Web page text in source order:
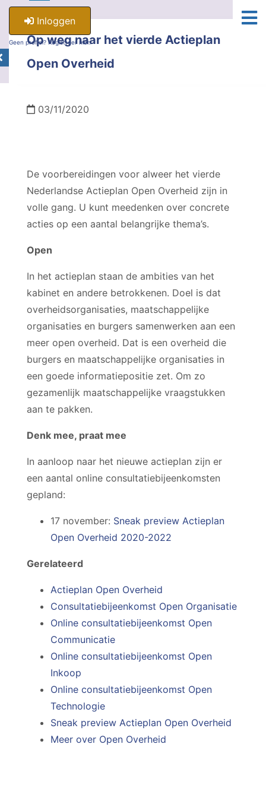
Inloggen
Geen profiel? Registreer hier.
Op weg naar het vierde Actieplan
Open Overheid
03/11/2020
De voorbereidingen voor alweer het vierde
Nederlandse Actieplan Open Overheid zijn in
volle gang. U kunt meedenken over concrete
acties op een aantal belangrijke thema’s.
Open
In het actieplan staan de ambities van het
kabinet en andere betrokkenen. Doel is dat
overheidsorganisaties, maatschappelijke
organisaties en burgers samenwerken aan een
meer open overheid. Dat is een overheid die
burgers en maatschappelijke organisaties in
een goede informatiepositie zet. Om zo
gezamenlijk maatschappelijke vraagstukken
aan te pakken.
Denk mee, praat mee
In aanloop naar het nieuwe actieplan zijn er
een aantal online consultatiebijeenkomsten
gepland:
17 november: Sneak preview Actieplan
Open Overheid 2020-2022
Gerelateerd
Actieplan Open Overheid
Consultatiebijeenkomst Open Organisatie
Online consultatiebijeenkomst Open
Communicatie
Online consultatiebijeenkomst Open
Inkoop
Online consultatiebijeenkomst Open
Technologie
Sneak preview Actieplan Open Overheid
Meer over Open Overheid